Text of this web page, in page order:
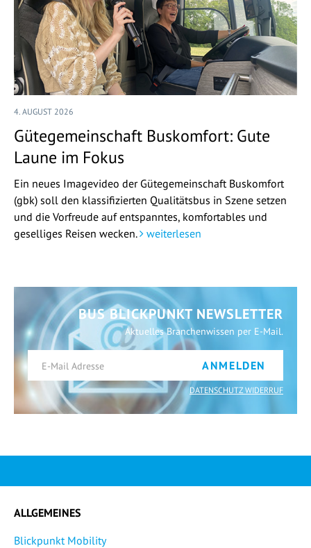
4. AUGUST 2026
Gütegemeinschaft Buskomfort: Gute
Laune im Fokus
Ein neues Imagevideo der Gütegemeinschaft Buskomfort
(gbk) soll den klassifizierten Qualitätsbus in Szene setzen
und die Vorfreude auf entspanntes, komfortables und
geselliges Reisen wecken.
weiterlesen
BUS BLICKPUNKT NEWSLETTER
Aktuelles Branchenwissen per E-Mail.
ANMELDEN
DATENSCHUTZ WIDERRUF
ALLGEMEINES
Blickpunkt Mobility